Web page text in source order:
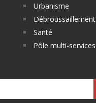
Urbanisme
Débroussaillement
Santé
Pôle multi-services